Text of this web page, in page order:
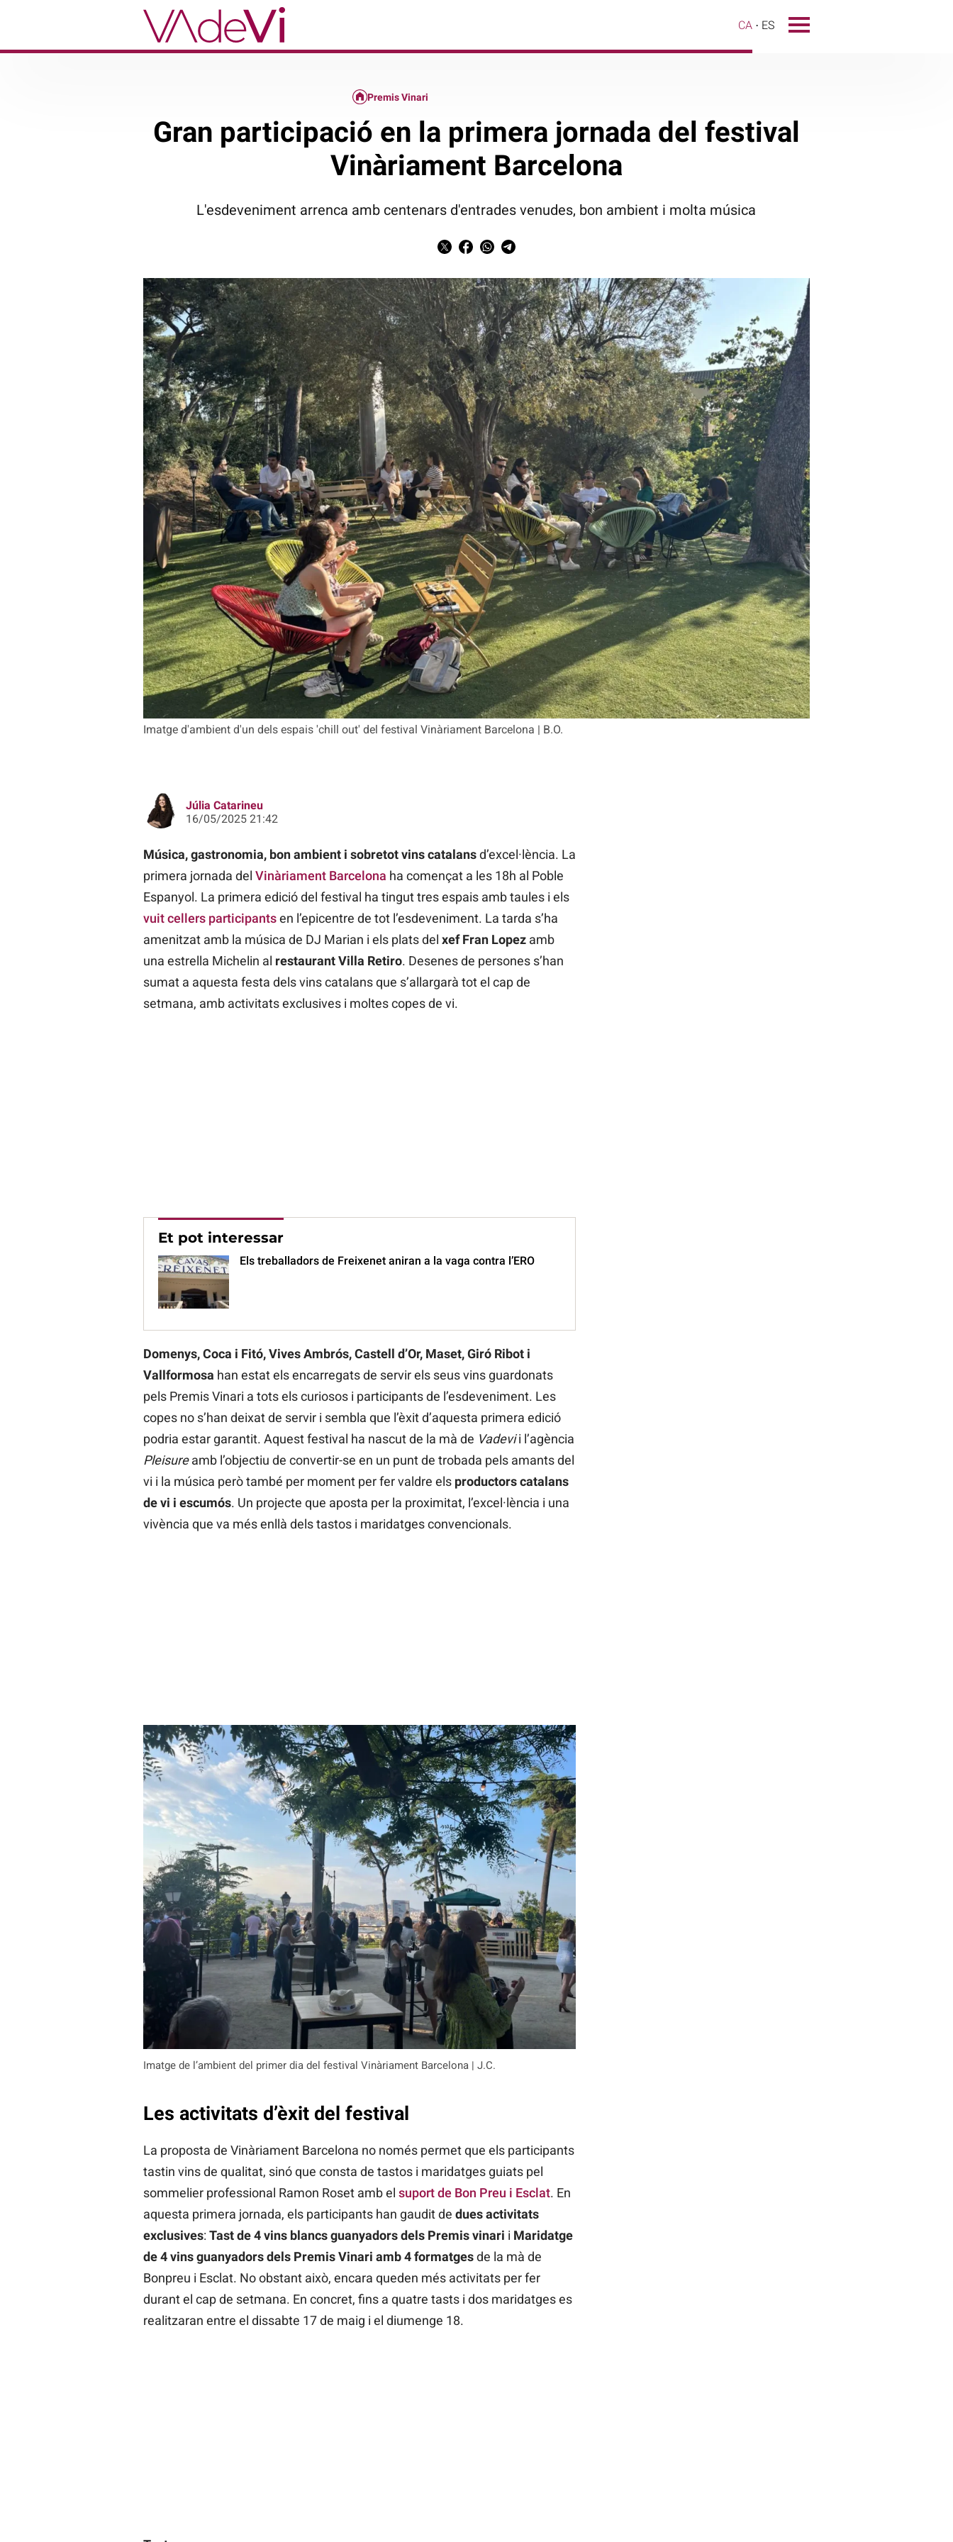
CA ES
Imatge d'ambient d'un dels espais 'chill out' del festival Vinàriament Barcelona | B.O.
Premis Vinari
Gran participació en la primera jornada del festival
Vinàriament Barcelona
L'esdeveniment arrenca amb centenars d'entrades venudes, bon ambient i molta música
Júlia Catarineu
16/05/2025 21:42
Música, gastronomia, bon ambient i sobretot vins catalansd’excel·lència. La
primera jornada del Vinàriament Barcelona ha començat a les 18h al Poble
Espanyol. La primera edició del festival ha tingut tres espais amb taules i els
vuit cellers participantsen l’epicentre de tot l’esdeveniment. La tarda s’ha
amenitzat amb la música de DJ Marian i els plats del xef Fran Lopez amb
una estrella Michelin al restaurant Villa Retiro. Desenes de persones s’han
sumat a aquesta festa dels vins catalans que s’allargarà tot el cap de
setmana, amb activitats exclusives i moltes copes de vi.
Et pot interessar
Els treballadors de Freixenet aniran a la vaga contra l’ERO
Domenys, Coca i Fitó, Vives Ambrós, Castell d’Or, Maset, Giró Ribot i
Vallformosa han estat els encarregats de servir els seus vins guardonats
pels Premis Vinari a tots els curiosos i participants de l’esdeveniment. Les
copes no s’han deixat de servir i sembla que l’èxit d’aquesta primera edició
podria estar garantit. Aquest festival ha nascut de la mà de Vadevii l’agència
Pleisureamb l’objectiu de convertir-se en un punt de trobada pels amants del
vi i la música però també per moment per fer valdre els productors catalans
de vi i escumós. Un projecte que aposta per la proximitat, l’excel·lència i una
vivència que va més enllà dels tastos i maridatges convencionals.
Imatge de l’ambient del primer dia del festival Vinàriament Barcelona | J.C.
Les activitats d’èxit del festival
La proposta de Vinàriament Barcelona no només permet que els participants
tastin vins de qualitat, sinó que consta de tastos i maridatges guiats pel
sommelier professional Ramon Roset amb el suport de Bon Preu i Esclat. En
aquesta primera jornada, els participants han gaudit de dues activitats
exclusives: Tast de 4 vins blancs guanyadors dels Premis vinari i Maridatge
de 4 vins guanyadors dels Premis Vinari amb 4 formatgesde la mà de
Bonpreu i Esclat. No obstant això, encara queden més activitats per fer
durant el cap de setmana. En concret, fins a quatre tasts i dos maridatges es
realitzaran entre el dissabte 17 de maig i el diumenge 18.